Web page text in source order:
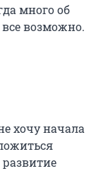
много об
возможно.
хочу начала